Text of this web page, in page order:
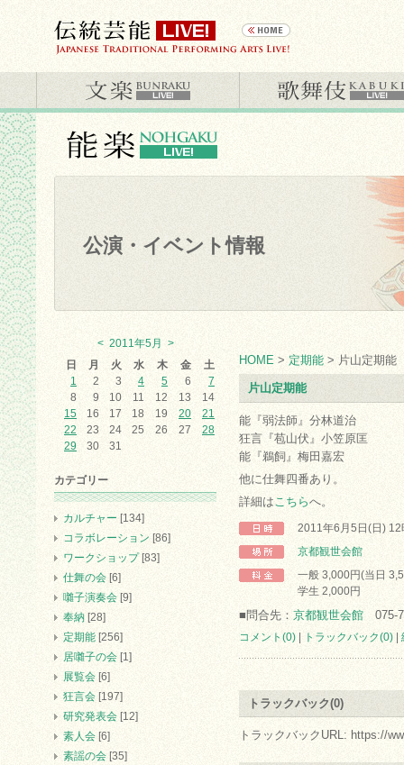
公演・イベント情報
HOME > 定期能 > 片山定期能
片山定期能
能『弱法師』分林道治
狂言『苞山伏』小笠原匡
能『鵜飼』梅田嘉宏
他に仕舞四番あり。
詳細はこちらへ。
2011年6月5日(日) 12
京都観世会館
一般 3,000円(当日
学生 2,000円
■問合先： 京都観世会館 075-
コメント(0) トラックバック(0)
トラックバック(0)
トラックバックURL: https://
< 2011年5月
>
日
月 火 水 木 金
土
1
2 3 4 5 6
7
8
9 10 11 12 13
14
15
16 17 18 19 20
21
22
23 24 25 26 27
28
29
30 31
カテゴリー
カルチャー [134]
コラボレーション [86]
ワークショップ[83]
仕舞の会 [6]
囃子演奏会 [9]
奉納 [28]
定期能 [256]
居囃子の会 [1]
展覧会 [6]
狂言会 [197]
研究発表会 [12]
素人会 [6]
素謡の会 [35]